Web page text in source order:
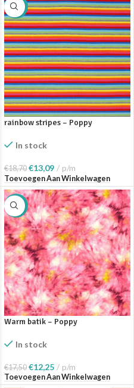
SALE
rainbow stripes – Poppy
In stock
€18,70 €13,09 p/m
Toevoegen Aan Winkelwagen
SALE
Warm batik – Poppy
In stock
€17,50 €12,25 p/m
Toevoegen Aan Winkelwagen